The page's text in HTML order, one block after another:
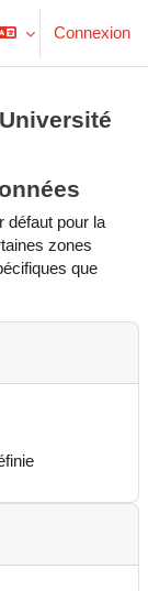
Connexion
défaut pour la
zones
que